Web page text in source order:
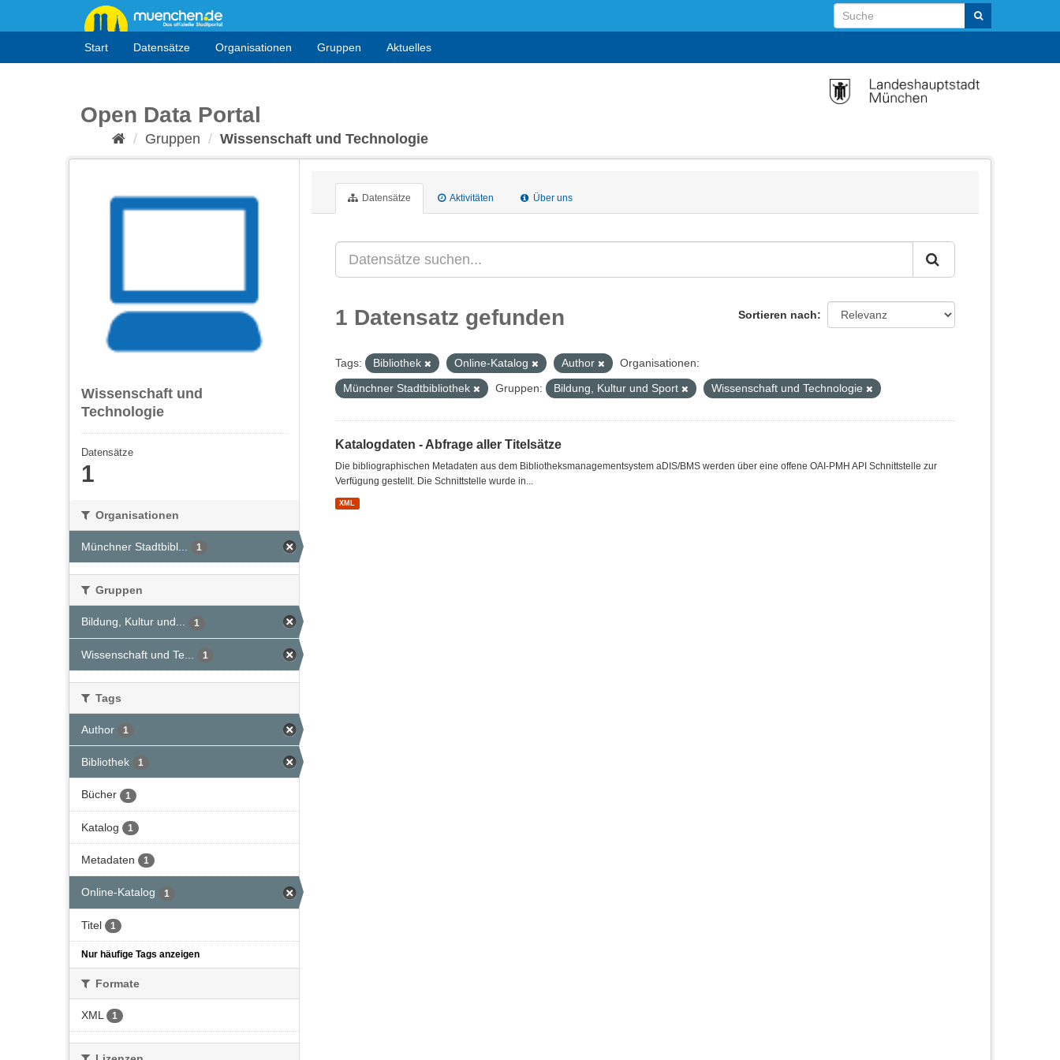
Start Datensätze Organisationen Gruppen Aktuelles
Open Data Portal
Gruppen Wissenschaft und Technologie
Wissenschaft und
Technologie
Datensätze
1
Organisationen
Münchner Stadtbibl... 1
Gruppen
Bildung, Kultur und... 1
Wissenschaft und Te... 1
Tags
Author 1
Bibliothek 1
Bücher 1
Katalog 1
Metadaten 1
Online-Katalog 1
Titel 1
Nur häufige Tags anzeigen
Formate
XML 1
Datensätze Aktivitäten Über uns
Sortieren nach
1 Datensatz gefunden
Tags: Bibliothek Online-Katalog Author
Organisationen:
Münchner Stadtbibliothek
Gruppen: Bildung, Kultur und Sport Wissenschaft und Technologie
Katalogdaten - Abfrage aller Titelsätze
Die bibliographischen Metadaten aus dem Bibliotheksmanagementsystem aDIS/BMS werden über eine offene OAI-PMH API Schnittstelle zur
Verfügung gestellt. Die Schnittstelle wurde in...
XML